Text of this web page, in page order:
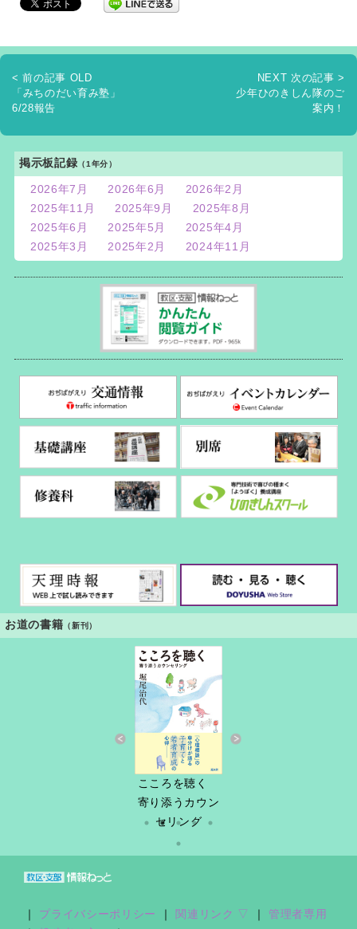
< 前の記事 OLD
「みちのだい育み塾」
6/28報告
NEXT 次の記事 >
少年ひのきしん隊のご
案内！
掲示板記録 （1年分）
2026年7月 2026年6月
2026年2月
2025年11月
2025年9月
2025年8月
2025年6月
2025年5月
2025年4月
2025年3月
2025年2月 2024年11月
お道の書籍 （新刊）
こころを聴く
寄り添うカウン
セリング
プライバシーポリシー 関連リンク ▽
管理者専用